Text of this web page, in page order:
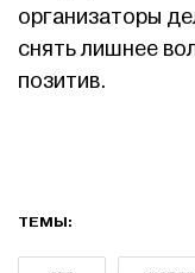
организаторы
снять лишнее
позитив.
ТЕМЫ: